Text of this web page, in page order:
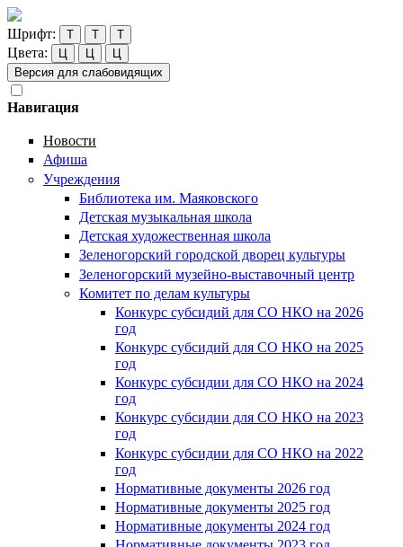
Шрифт: Т Т Т
Цвета: Ц Ц
Ц
Версия для слабовидящих
Навигация
Новости
Афиша
Учреждения
Библиотека им. Маяковского
Детская музыкальная школа
Детская художественная школа
Зеленогорский городской дворец культуры
Зеленогорский музейно-выставочный центр
Комитет по делам культуры
Конкурс субсидий для СО НКО на 2026
год
Конкурс субсидий для СО НКО на 2025
год
Конкурс субсидии для СО НКО на 2024
год
Конкурс субсидии для СО НКО на 2023
год
Конкурс субсидии для СО НКО на 2022
год
Нормативные документы 2026 год
Нормативные документы 2025 год
Нормативные документы 2024 год